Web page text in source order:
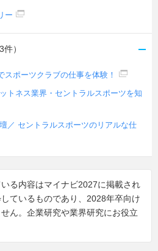
ー
件）
スポーツクラブの仕事を体験！
トネス業界・セントラルスポーツを知
／ セントラルスポーツのリアルな仕
る内容はマイナビ2027に掲載され
ているものであり、2028年卒向け
ん。企業研究や業界研究にお役立